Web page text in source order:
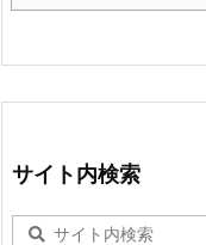
サイト内検索